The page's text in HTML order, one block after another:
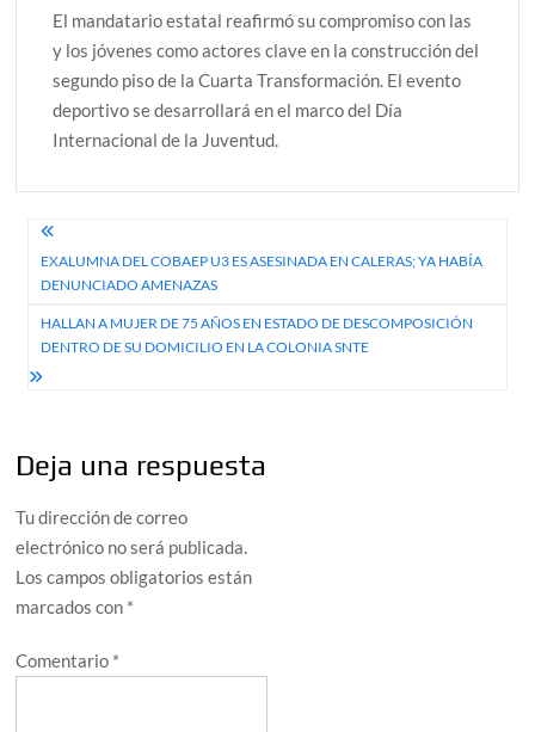
El mandatario estatal reafirmó su compromiso con las
y los jóvenes como actores clave en la construcción del
segundo piso de la Cuarta Transformación. El evento
deportivo se desarrollará en el marco del Día
Internacional de la Juventud.
Navegación
de
entradas
EXALUMNA DEL COBAEP U3 ES ASESINADA EN CALERAS; YA HABÍA
DENUNCIADO AMENAZAS
HALLAN A MUJER DE 75 AÑOS EN ESTADO DE DESCOMPOSICIÓN
DENTRO DE SU DOMICILIO EN LA COLONIA SNTE
Deja una respuesta
Tu dirección de correo
electrónico no será publicada.
Los campos obligatorios están
marcados con *
Comentario *